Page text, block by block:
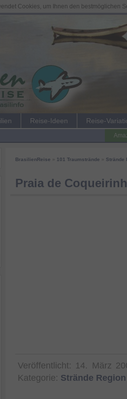
Reise-Ideen Reise-
BrasilienReise 101 Traumstrände Strände
Praia de
Veröffentlicht: 14. März
Kategorie: Strände
Cookies, um Ihnen den bestmöglichen